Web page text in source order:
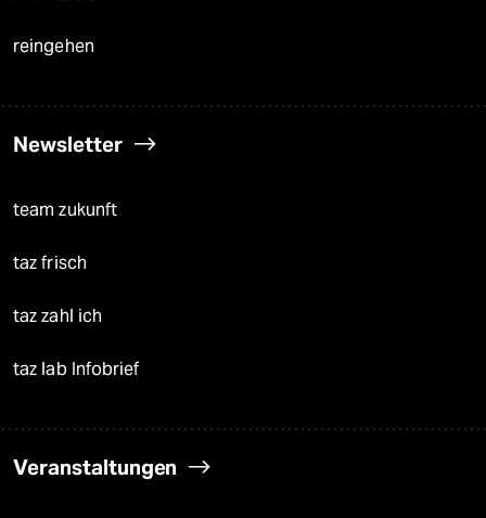
reingehen
Newsletter
team zukunft
taz frisch
taz zahl ich
taz lab Infobrief
Veranstaltungen